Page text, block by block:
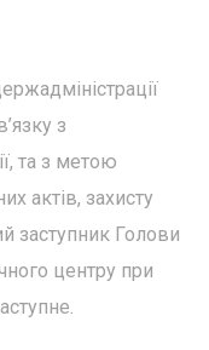
з
та з метою
актів, захисту
заступник Голови
центру при